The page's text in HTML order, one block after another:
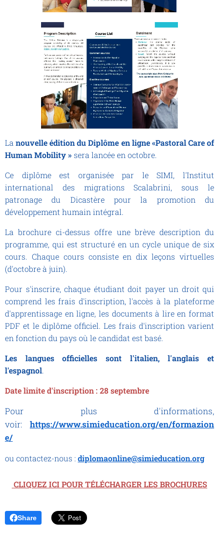
Lanouvelle édition du Diplôme en ligne «Pastoral Care of
Human Mobility »sera lancée en octobre.
Ce diplôme est organisée par le SIMI, l'Institut
international des migrations Scalabrini, sous le
patronage du Dicastère pour la promotion du
développement humain intégral.
La brochure ci-dessus offre une brève description du
programme, qui est structuré en un cycle unique de six
cours. Chaque cours consiste en dix leçons virtuelles
(d'octobre à juin).
Pour s'inscrire, chaque étudiant doit payer un droit qui
comprend les frais d'inscription, l'accès à la plateforme
d'apprentissage en ligne, les documents à lire en format
PDF et le diplôme officiel. Les frais d'inscription varient
en fonction du pays où le candidat est basé.
Les langues officielles sont l'italien, l'anglais et
l'espagnol.
Date limite d'inscription : 28 septembre
Pour plus d'informations,
voir:
https://www.simieducation.org/en/formazion
e/
ou contactez-nous : diplomaonline@simieducation.org
CLIQUEZ ICI POUR TÉLÉCHARGER LES BROCHURES
Share